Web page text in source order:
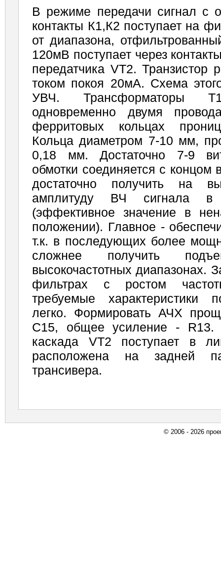
В режиме передачи сигнал с
контакты К1,К2 поступает на
от диапазона,
120мВ поступает через
передатчика VT2. Транзистор
током покоя 20мА. Схема
УВЧ. Трансформаторы
одновременно двумя
ферритовых кольцах
Кольца диаметром 7-10 мм,
0,18 мм. Достаточно 7-9
обмотки соединяется с концом
достаточно получить на
амплитуду ВЧ сигнала в
(эффективное значение в
положении). Главное -
т.к. в последующих более
сложнее получить
высокочастотных диапазонах.
фильтрах с ростом
требуемые характеристики
легко. Формировать АЧХ
С15, общее усиление - R13.
каскада VT2 поступает в
расположена на задней
трансивера.
© 2006 - 2026